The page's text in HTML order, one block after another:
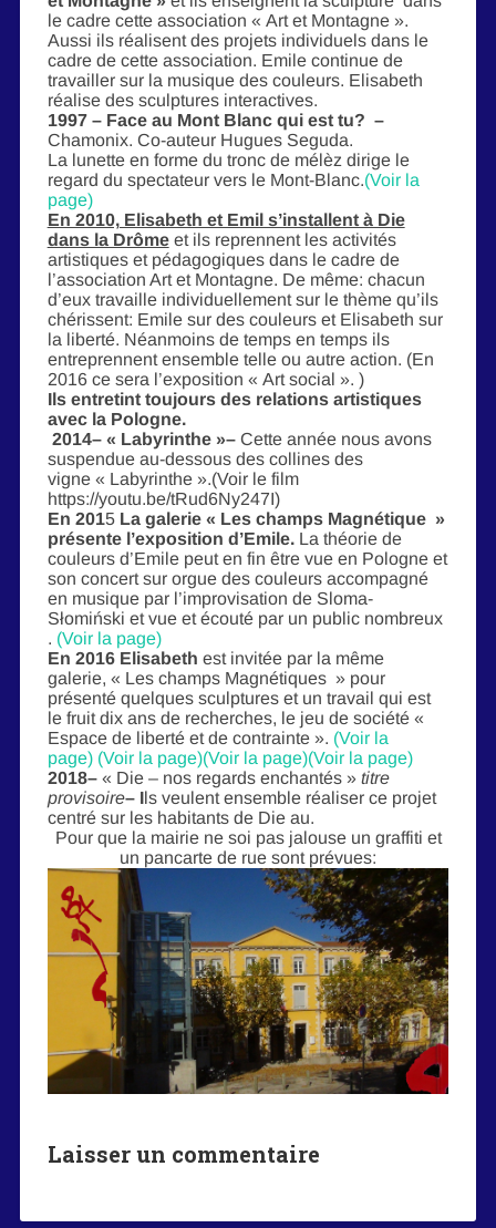
le cadre cette association « Art et Montagne ».
Aussi ils réalisent des projets individuels dans le
cadre de cette association. Emile continue de
travailler sur la musique des couleurs. Elisabeth
réalise des sculptures interactives.
1997 – Face au Mont Blanc qui est tu? –
Chamonix. Co-auteur Hugues Seguda.
La lunette en forme du tronc de mélèz dirige le
regard du spectateur vers le Mont-Blanc.(Voir la
page)
En 2010, Elisabeth et Emil s’installent à Die
dans la Drômeet ils reprennent les activités
artistiques et pédagogiques dans le cadre de
l’association Art et Montagne. De même: chacun
d’eux travaille individuellement sur le thème qu’ils
chérissent: Emile sur des couleurs et Elisabeth sur
la liberté. Néanmoins de temps en temps ils
entreprennent ensemble telle ou autre action. (En
2016 ce sera l’exposition « Art social ». )
Ils entretint toujours des relations artistiques
avec la Pologne.
2014– « Labyrinthe »– Cette année nous avons
suspendue au-dessous des collines des
vigne « Labyrinthe ».(Voir le film
https://youtu.be/tRud6Ny247I)
En 2015 La galerie « Les champs Magnétique »
présente l’exposition d’Emile.La théorie de
couleurs d’Emile peut en fin être vue en Pologne et
son concert sur orgue des couleurs accompagné
en musique par l’improvisation de Sloma-
Słomiński et vue et écouté par un public nombreux
. (Voir la page)
En 2016 Elisabeth est invitée par la même
galerie, « Les champs Magnétiques » pour
présenté quelques sculptures et un travail qui est
le fruit dix ans de recherches, le jeu de société «
Espace de liberté et de contrainte ». (Voir la
page) (Voir la page)(Voir la page)(Voir la page)
2018–« Die – nos regards enchantés » titre
provisoire– Ils veulent ensemble réaliser ce projet
centré sur les habitants de Die au.
Pour que la mairie ne soi pas jalouse un graffiti et
un pancarte de rue sont prévues:
Laisser un commentaire